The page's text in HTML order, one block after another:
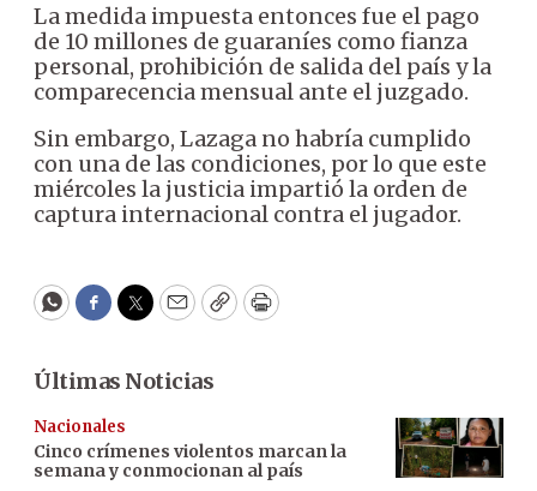
La medida impuesta entonces fue el pago
de 10 millones de guaraníes como fianza
personal, prohibición de salida del país y la
comparecencia mensual ante el juzgado.
Sin embargo, Lazaga no habría cumplido
con una de las condiciones, por lo que este
miércoles la justicia impartió la orden de
captura internacional contra el jugador.
WhatsApp
Facebook
Twitter
EmailCopyPrint
Últimas Noticias
Nacionales
Cinco crímenes violentos marcan la
semana y conmocionan al país